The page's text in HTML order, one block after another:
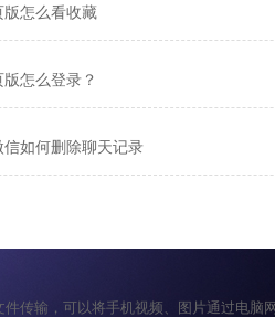
怎么看收藏
怎么登录？
信如何删除聊天记录
传输，可以将手机视频、图片通过电脑